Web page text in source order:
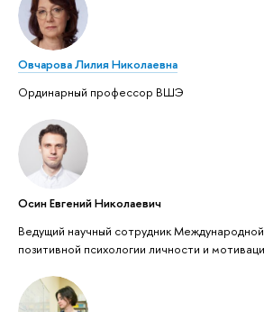
Овчарова Лилия Николаевна
Ординарный профессор ВШЭ
Осин Евгений Николаевич
Ведущий научный сотрудник
позитивной психологии личности и